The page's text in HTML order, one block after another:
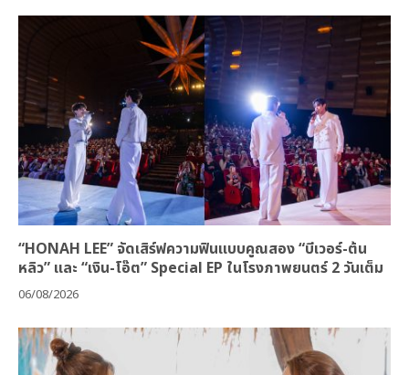
“HONAH LEE” จัดเสิร์ฟความฟินแบบคูณสอง “บีเวอร์-ต้น
หลิว” และ “เงิน-โอ๊ต” Special EP ในโรงภาพยนตร์ 2 วันเต็ม
06/08/2026